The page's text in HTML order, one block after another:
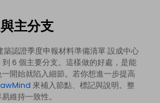
主分支
認證季度申報材料準備清單 設成中心
6 個主要分支。這樣做的好處，是能
開始就陷入細節。若你想進一步提高
來補入節點、標記與說明。整
維持一致性。